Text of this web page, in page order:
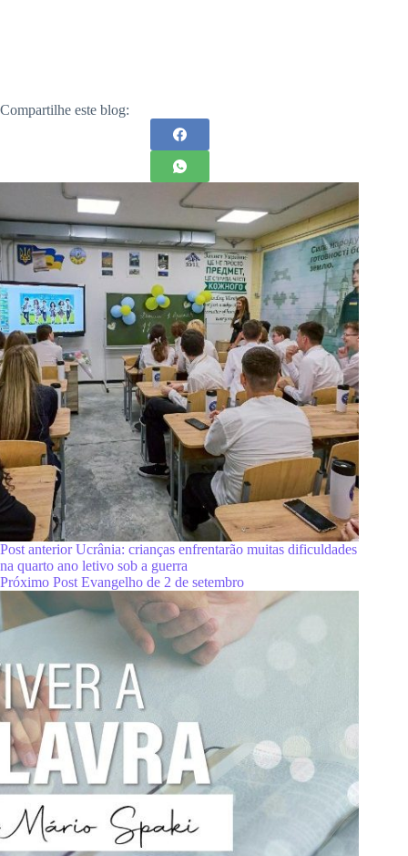
Compartilhe este blog:
PostanteriorUcrânia: crianças enfrentarão muitas dificuldades
na quarto ano letivo sob a guerra
Próximo Post Evangelho de 2 de setembro